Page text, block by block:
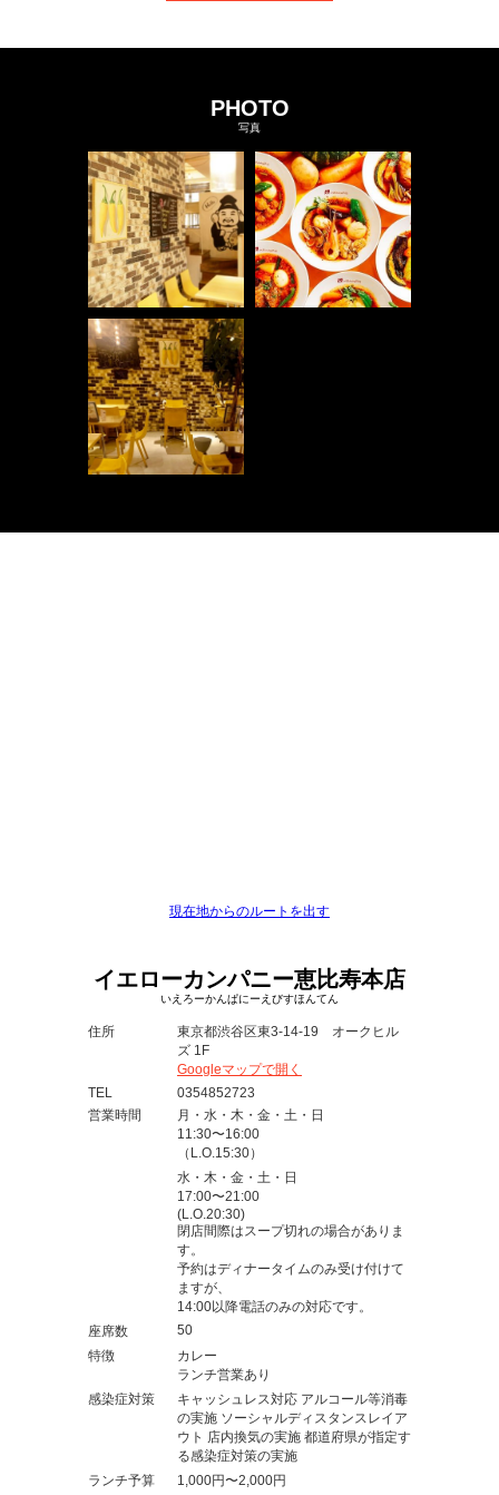
PHOTO
写真
現在地からのルートを出す
イエローカンパニー恵比寿本店
いえろーかんぱにーえびすほんてん
住所
東京都渋谷区東3-14-19 オークヒル
ズ 1F
Googleマップで開く
TEL
0354852723
営業時間
月・水・木・金・土・日
11:30〜16:00
（L.O.15:30）
水・木・金・土・日
17:00〜21:00
(L.O.20:30)
閉店間際はスープ切れの場合がありま
す。
予約はディナータイムのみ受け付けて
ますが、
14:00以降電話のみの対応です。
座席数
50
特徴
カレー
ランチ営業あり
感染症対策
キャッシュレス対応 アルコール等消毒
の実施 ソーシャルディスタンスレイア
ウト 店内換気の実施 都道府県が指定す
る感染症対策の実施
ランチ予算
1,000円〜2,000円